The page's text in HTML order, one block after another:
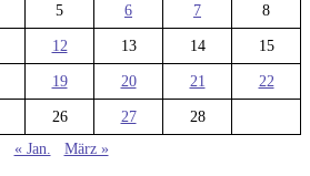
5 6 7 8
12 13 14 15
19 20 21 22
26 27
28
« Jan.
März »